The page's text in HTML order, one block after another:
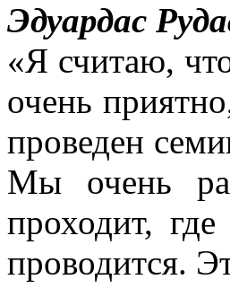
Эдуардас
«Я считаю,
очень
проведен
Мы очень
проходит,
проводится.